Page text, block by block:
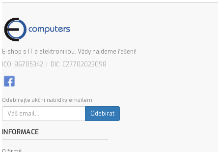
E-shop s IT a elektronikou. Vždy najdeme řešení!
IČO: 86705342 | DIČ: CZ7702023098
Odebírejte akční nabídky emailem:
Odebírat
INFORMACE